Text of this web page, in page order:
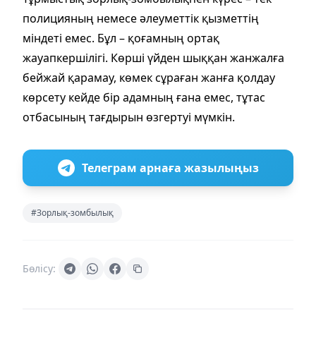
полицияның немесе әлеуметтік қызметтің
міндеті емес. Бұл – қоғамның ортақ
жауапкершілігі. Көрші үйден шыққан жанжалға
бейжай қарамау, көмек сұраған жанға қолдау
көрсету кейде бір адамның ғана емес, тұтас
отбасының тағдырын өзгертуі мүмкін.
Телеграм арнаға жазылыңыз
#Зорлық-зомбылық
Бөлісу: